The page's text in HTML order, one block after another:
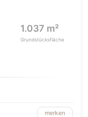
1.037 m²
Grundstücksfläche
merken